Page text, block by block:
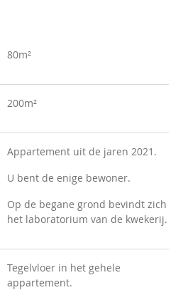
80m²
200m²
Appartement uit de jaren 2021.
U bent de enige bewoner.
Op de begane grond bevindt zich
het laboratorium van de kwekerij.
Tegelvloer in het gehele
appartement.